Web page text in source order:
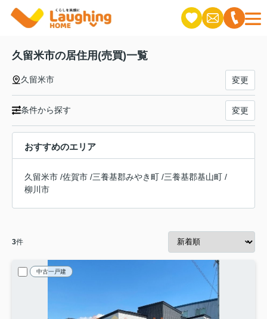
久留米市の居住用(売買)一覧
久留米市 変更
条件から探す 変更
おすすめのエリア
久留米市 /佐賀市 /三養基郡みやき町 /三養基郡基山町 /
柳川市
3件
中古一戸建